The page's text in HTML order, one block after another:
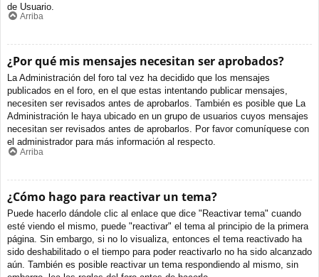
de Usuario.
Arriba
¿Por qué mis mensajes necesitan ser aprobados?
La Administración del foro tal vez ha decidido que los mensajes
publicados en el foro, en el que estas intentando publicar mensajes,
necesiten ser revisados antes de aprobarlos. También es posible que La
Administración le haya ubicado en un grupo de usuarios cuyos mensajes
necesitan ser revisados antes de aprobarlos. Por favor comuníquese con
el administrador para más información al respecto.
Arriba
¿Cómo hago para reactivar un tema?
Puede hacerlo dándole clic al enlace que dice "Reactivar tema" cuando
esté viendo el mismo, puede "reactivar" el tema al principio de la primera
página. Sin embargo, si no lo visualiza, entonces el tema reactivado ha
sido deshabilitado o el tiempo para poder reactivarlo no ha sido alcanzado
aún. También es posible reactivar un tema respondiendo al mismo, sin